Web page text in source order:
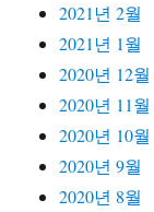
2021년 2월
2021년 1월
2020년 12월
2020년 11월
2020년 10월
2020년 9월
2020년 8월